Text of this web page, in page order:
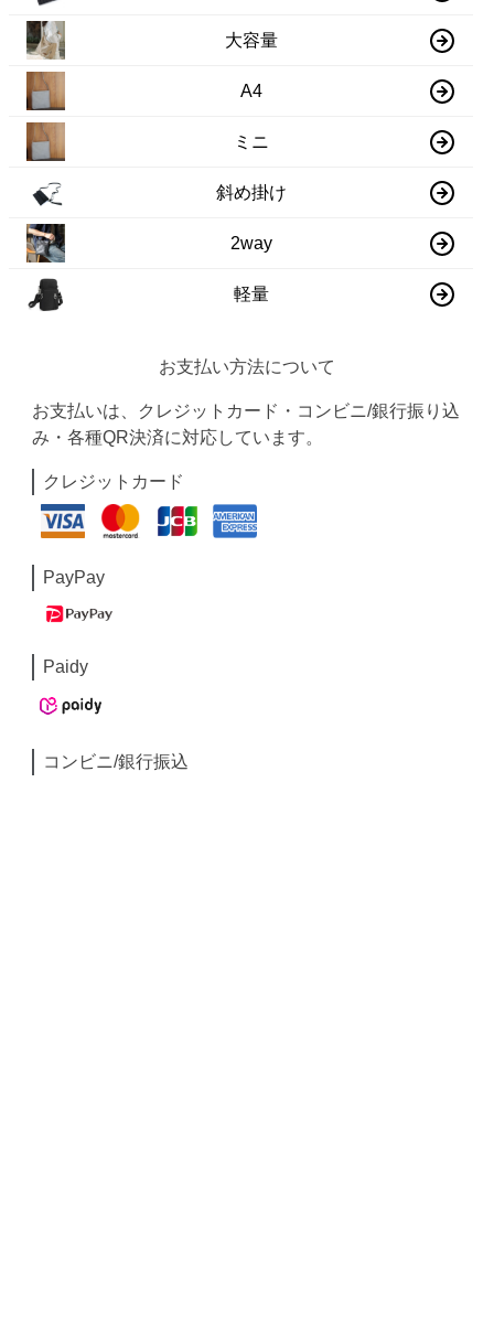
大容量
A4
ミニ
斜め掛け
2way
軽量
お支払い方法について
お支払いは、クレジットカード・コンビニ/銀行振り込
み・各種QR決済に対応しています。
クレジットカード
PayPay
Paidy
コンビニ/銀行振込